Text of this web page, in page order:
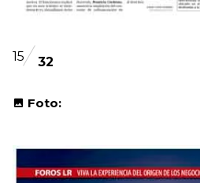
15 32
Foto: